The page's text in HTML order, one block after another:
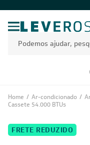
Home / Ar-condicionado /
Cassete 54.000 BTUs
FRETE REDUZIDO